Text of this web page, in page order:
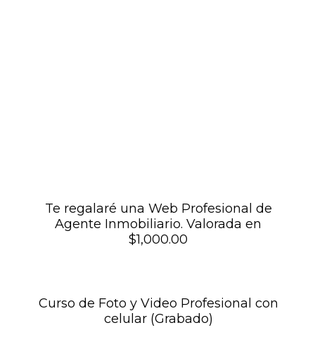
Te regalaré una Web Profesional de
Agente Inmobiliario. Valorada en
$1,000.00
Curso de Foto y Video Profesional con
celular (Grabado)